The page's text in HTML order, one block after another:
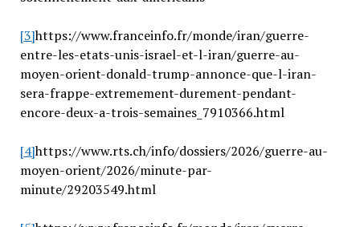
[3]https://www.franceinfo.fr/monde/iran/guerre-
entre-les-etats-unis-israel-et-l-iran/guerre-au-
moyen-orient-donald-trump-annonce-que-l-iran-
sera-frappe-extremement-durement-pendant-
encore-deux-a-trois-semaines_7910366.html
[4]https://www.rts.ch/info/dossiers/2026/guerre-au-
moyen-orient/2026/minute-par-
minute/29203549.html